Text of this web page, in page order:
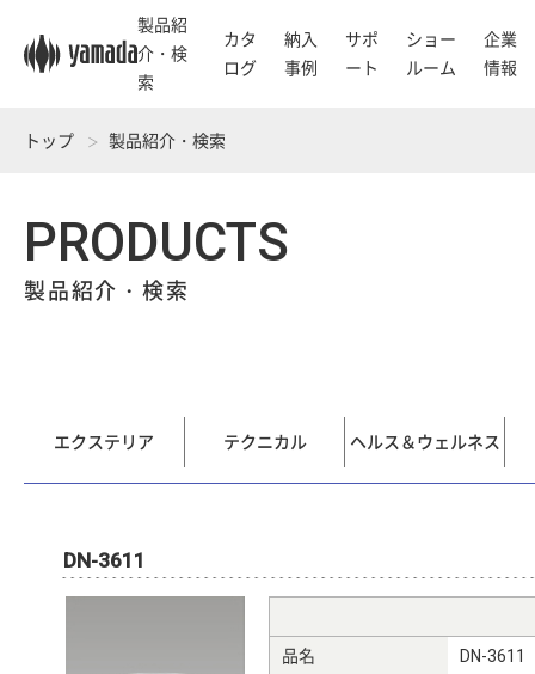
製品紹
介・検
索
カタ
ログ
納入
事例
サポ
ート
ショー
ルーム
企業
情報
トップ 製品紹介・検索
PRODUCTS
製品紹介・検索
エクステリア テクニカル ヘルス＆ウェルネス
DN-3611
品名
DN-3611